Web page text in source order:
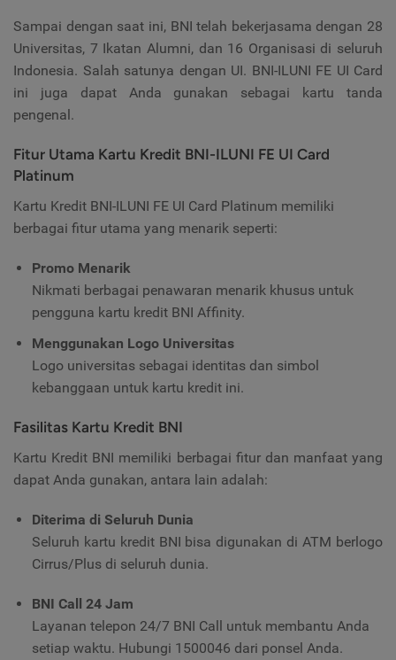
Sampai dengan saat ini, BNI telah bekerjasama dengan 28
Universitas, 7 Ikatan Alumni, dan 16 Organisasi di seluruh
Indonesia. Salah satunya dengan UI. BNI-ILUNI FE UI Card
ini juga dapat Anda gunakan sebagai kartu tanda
pengenal.
Fitur Utama Kartu Kredit BNI-ILUNI FE UI Card
Platinum
Kartu Kredit BNI-ILUNI FE UI Card Platinum memiliki
berbagai fitur utama yang menarik seperti:
Promo Menarik
Nikmati berbagai penawaran menarik khusus untuk
pengguna kartu kredit BNI Affinity.
Menggunakan Logo Universitas
Logo universitas sebagai identitas dan simbol
kebanggaan untuk kartu kredit ini.
Fasilitas Kartu Kredit BNI
Kartu Kredit BNI memiliki berbagai fitur dan manfaat yang
dapat Anda gunakan, antara lain adalah:
Diterima di Seluruh Dunia
Seluruh kartu kredit BNI bisa digunakan di ATM berlogo
Cirrus/Plus di seluruh dunia.
BNI Call 24 Jam
Layanan telepon 24/7 BNI Call untuk membantu Anda
setiap waktu. Hubungi 1500046 dari ponsel Anda.